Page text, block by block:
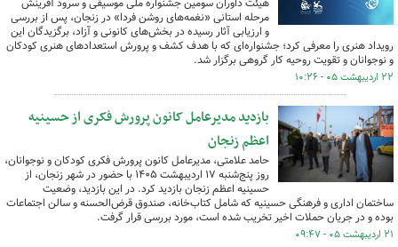
مرحله استانی «نغمه‌های روشن فردا» در زنجان، پس از بررسی
و ارزیابی آثار رسیده در بخش‌های کانونی و آزاد، برگزیدگان این
رویداد هنری را معرفی کرد؛ جشنواره‌ای که با هدف کشف و پرورش استعدادهای هنری کودکان
و نوجوانان و تقویت روحیه کار گروهی برگزار شد.
۲۲ اردیبهشت ۰۵ - ۱۰:۲۶
بازدید مدیرعامل کانون پرورش فکری از حسینیه
اعظم زنجان
حامد علامتی، مدیرعامل کانون پرورش فکری کودکان و نوجوانان،
روز پنج‌شنبه ۱۷ اردیبهشت ۱۴۰۵ با حضور در شهر زنجان، از
حسینیه اعظم زنجان بازدید کرد. در این بازدید، وضعیت
ساختمان اداری و فرهنگی حسینیه که شامل کتاب‌خانه، صندوق قرض‌الحسنه و سالن اجتماعات
بوده و در جریان حملات اخیر تخریب شده است، مورد بررسی قرار گرفت.
۲۱ اردیبهشت ۰۵ - ۰۹:۴۷